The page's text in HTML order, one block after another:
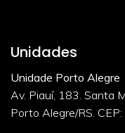
Unidades
Unidade Porto Alegre
Av. Piauí, 183. Santa
Porto Alegre/RS.